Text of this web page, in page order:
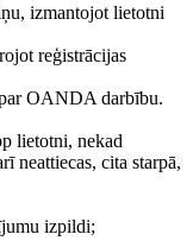
izmantojot lietotni
reģistrācijas
OANDA darbību.
lietotni, nekad
neattiecas, cita starpā,
izpildi;